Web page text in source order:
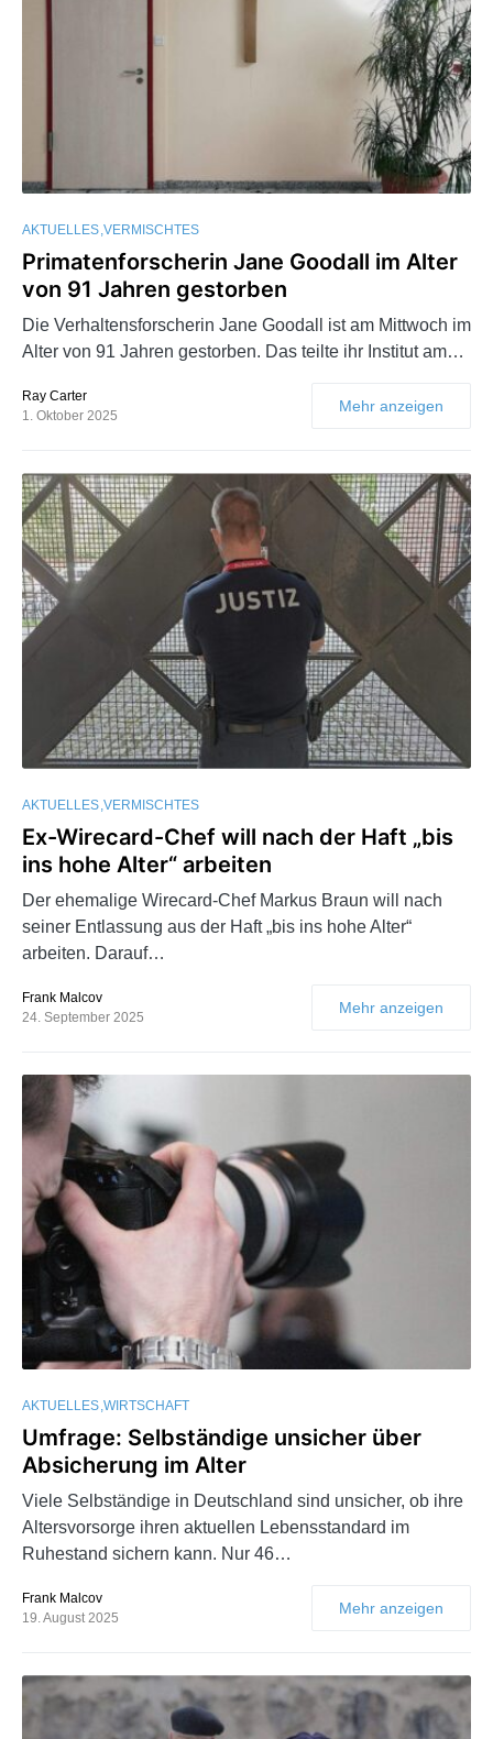
AKTUELLES VERMISCHTES
Primatenforscherin Jane Goodall im Alter
von 91 Jahren gestorben
Die Verhaltensforscherin Jane Goodall ist am Mittwoch im
Alter von 91 Jahren gestorben. Das teilte ihr Institut am…
Ray Carter
1. Oktober 2025
Mehr anzeigen
AKTUELLES VERMISCHTES
Ex-Wirecard-Chef will nach der Haft „bis
ins hohe Alter“ arbeiten
Der ehemalige Wirecard-Chef Markus Braun will nach
seiner Entlassung aus der Haft „bis ins hohe Alter“
arbeiten. Darauf…
Frank Malcov
24. September 2025
Mehr anzeigen
AKTUELLES WIRTSCHAFT
Umfrage: Selbständige unsicher über
Absicherung im Alter
Viele Selbständige in Deutschland sind unsicher, ob ihre
Altersvorsorge ihren aktuellen Lebensstandard im
Ruhestand sichern kann. Nur 46…
Frank Malcov
19. August 2025
Mehr anzeigen